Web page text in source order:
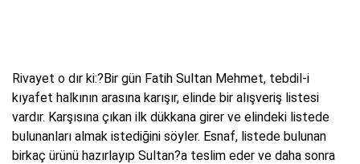
Rivayet o dır ki:?Bir gün Fatih Sultan Mehmet, tebdil-i
kıyafet halkının arasına karışır, elinde bir alışveriş listesi
vardır. Karşısına çıkan ilk dükkana girer ve elindeki listede
bulunanları almak istediğini söyler. Esnaf, listede bulunan
birkaç ürünü hazırlayıp Sultan?a teslim eder ve daha sonra